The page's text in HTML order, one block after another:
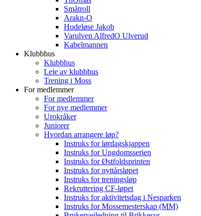
Småtroll
Arakn-O
Hodeløse Jakob
Varulven AlfredO Ulverud
Kabelmannen
Klubbhus
Klubbhus
Leie av klubbhus
Trening i Moss
For medlemmer
For medlemmer
For nye medlemmer
Urokråker
Juniorer
Hvordan arrangere løp?
Instruks for lørdagskjappen
Instruks for Ungdomsserien
Instruks for Østfoldsprinten
Instruks for nyttårsløpet
Instruks for treningsløp
Rekruttering CF-løpet
Instruks for aktivitetsdag i Nesparken
Instruks for Mossemesterskap (MM)